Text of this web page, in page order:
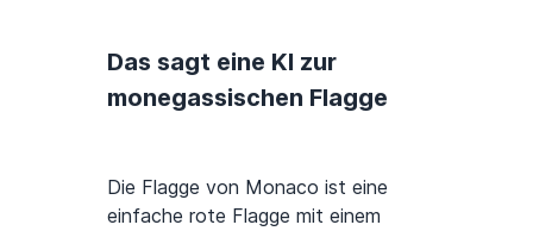
Das sagt eine KI zur
monegassischen Flagge
Die Flagge von Monaco ist eine
einfache rote Flagge mit einem